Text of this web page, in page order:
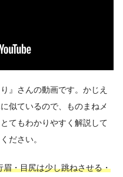
』さんの動画です。かじえ
似ているので、ものまねメ
てもわかりやすく解説して
ださい。
眉・目尻は少し跳ねさせる・